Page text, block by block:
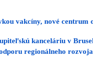
vakcíny, nové centrum
kanceláriu v
regionálneho